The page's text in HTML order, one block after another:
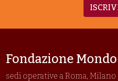
Fondazione
sedi operative a Roma, Milano